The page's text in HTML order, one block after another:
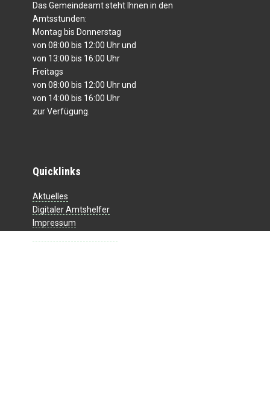
Das Gemeindeamt steht Ihnen in den
Amtsstunden:
Montag bis Donnerstag
von 08:00 bis 12:00 Uhr und
von 13:00 bis 16:00 Uhr
Freitags
von 08:00 bis 12:00 Uhr und
von 14:00 bis 16:00 Uhr
zur Verfügung.
Quicklinks
Aktuelles
Digitaler Amtshelfer
Impressum